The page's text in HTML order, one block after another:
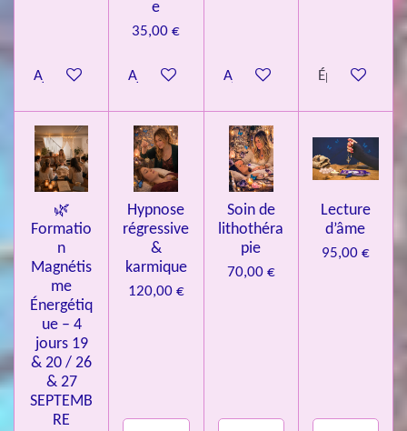
l
Ajouter au panier
e
35,00 €
Ajouter au panierAjouter au panierÉpuisé
🌿
Formatio
n
Magnétis
me
Énergétiq
ue – 4
jours 19
& 20 / 26
& 27
SEPTEMB
RE
Hypnose
régressive
&
karmique
120,00 €
Soin de
lithothéra
pie
70,00 €
Lecture
d’âme
95,00 €